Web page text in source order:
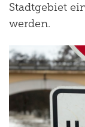
Stadtgebiet
werden.